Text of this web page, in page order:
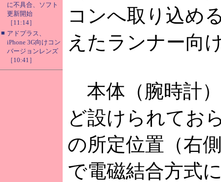
に不具合、ソフト
更新開始
［11:14］
■ アドプラス、
iPhone 3G向けコン
バージョンレンズ
［10:41］
コンへ取り込め
えたランナー向
本体（腕時計
ど設けられてお
の所定位置（右
で電磁結合方式